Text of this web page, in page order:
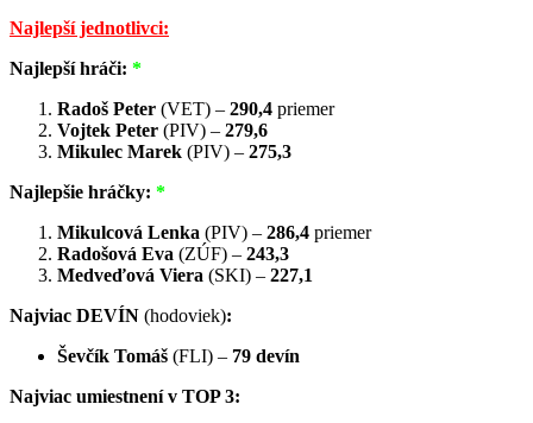
Najlepší jednotlivci:
Najlepší hráči: *
Radoš Peter (VET) – 290,4 priemer
Vojtek Peter (PIV) – 279,6
Mikulec Marek (PIV) – 275,3
Najlepšie hráčky: *
Mikulcová Lenka (PIV) – 286,4 priemer
Radošová Eva (ZÚF) – 243,3
Medveďová Viera (SKI) – 227,1
Najviac DEVÍN (hodoviek):
Ševčík Tomáš (FLI) – 79 devín
Najviac umiestnení v TOP 3: